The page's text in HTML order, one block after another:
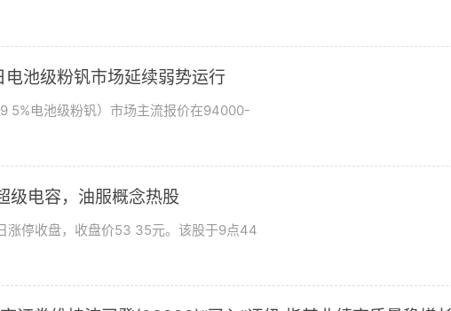
池级粉钒市场延续弱势运行
5%电池级粉钒）市场主流报价在94000-
级电容，油服概念热股
涨停收盘，收盘价53 35元。该股于9点44